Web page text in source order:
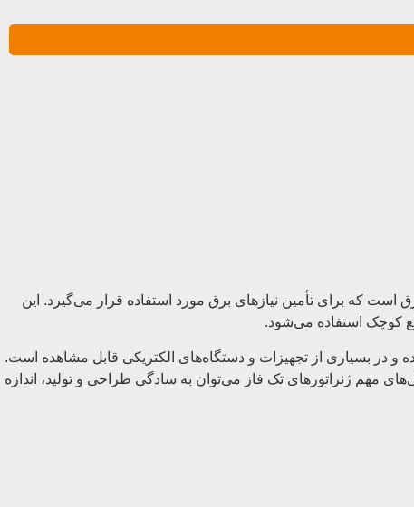
است که برای تأمین نیازهای برق مورد استفاده قرار می‌گیرد. این
کوچک استفاده می‌شود.
و در بسیاری از تجهیزات و دستگاه‌های الکتریکی قابل مشاهده است.
مهم ژنراتورهای تک فاز می‌توان به سادگی طراحی و تولید، اندازه